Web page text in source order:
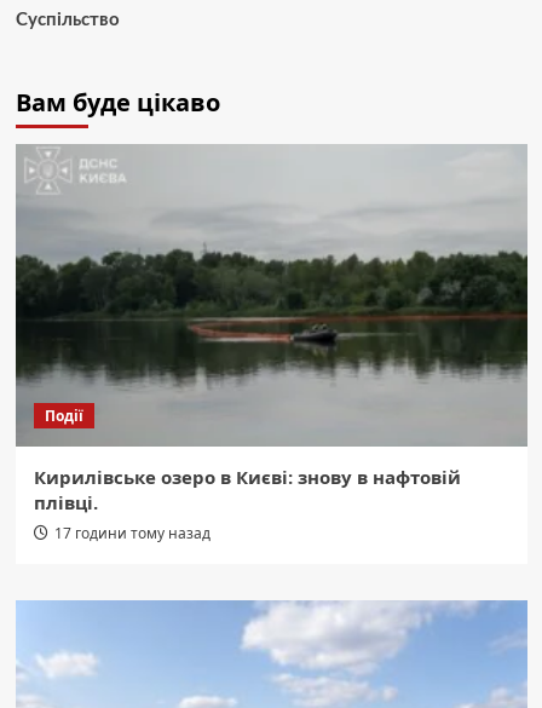
Суспільство
Вам буде цікаво
Події
Кирилівське озеро в Києві: знову в нафтовій
плівці.
17 години тому назад